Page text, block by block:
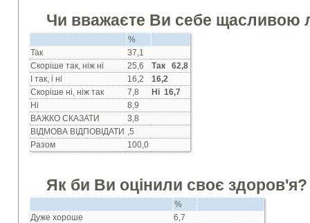
Чи вважаєте Ви себе
%
Так
37,1
Скорiше так, нiж нi
25,6
Так 62,8
I так, i нi
16,2
16,2
Скорiше нi, нiж так
7,8
Ні 16,7
Нi
8,9
ВАЖКО СКАЗАТИ
3,8
ВIДМОВА ВIДПОВIДАТИ ,5
Разом
100,0
Як би Ви оцiнили своє здоров'я?
%
Дуже хороше
6,7